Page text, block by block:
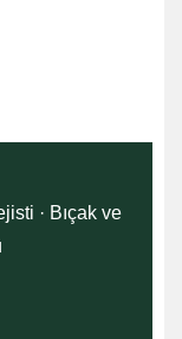
· Bıçak ve